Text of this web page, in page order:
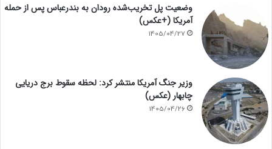
وضعیت پل تخریب‌شده رودان به بندرعباس پس از حمله
آمریکا (+عکس)
1405/04/27
وزیر جنگ آمریکا منتشر کرد: لحظه سقوط برج دریایی
چابهار (عکس)
1405/04/26